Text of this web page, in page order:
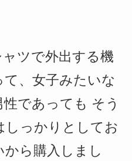
ツで外出する機
、女子みたいな
であっても そう
しっかりとしてお
ら購入しまし